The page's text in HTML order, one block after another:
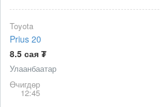
Toyota
Prius 20
8.5 сая ₮
Улаанбаатар
Өчигдөр
12:45